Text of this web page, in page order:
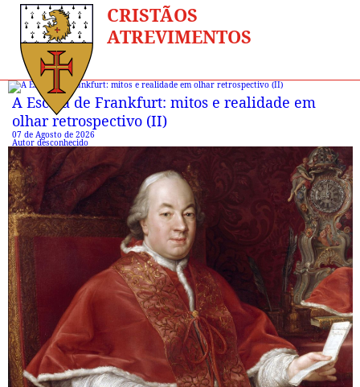
CRISTÃOS
ATREVIMENTOS
A Escola de Frankfurt: mitos e realidade em
olhar retrospectivo (II)
07 de Agosto de 2026
Autor desconhecido